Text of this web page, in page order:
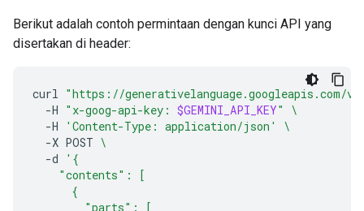
Berikut adalah contoh permintaan dengan kunci API yang
disertakan di header:
curl "https://generativelanguage.googleapis.com/
-H "x-goog-api-key: $GEMINI_API_KEY"
\
-H
'Content-Type: application/json'
\
-X POST \
-d
'{
    "contents": [
      {
        "parts": [